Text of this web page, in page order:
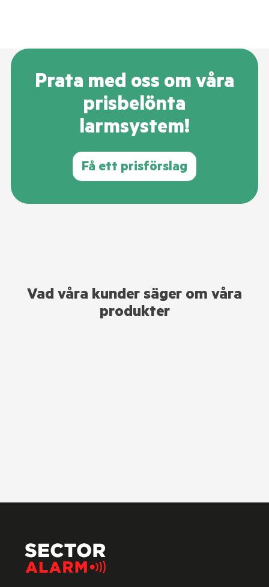
Prata med oss om våra
prisbelönta
larmsystem!
Få ett prisförslag
Vad våra kunder säger om våra
produkter